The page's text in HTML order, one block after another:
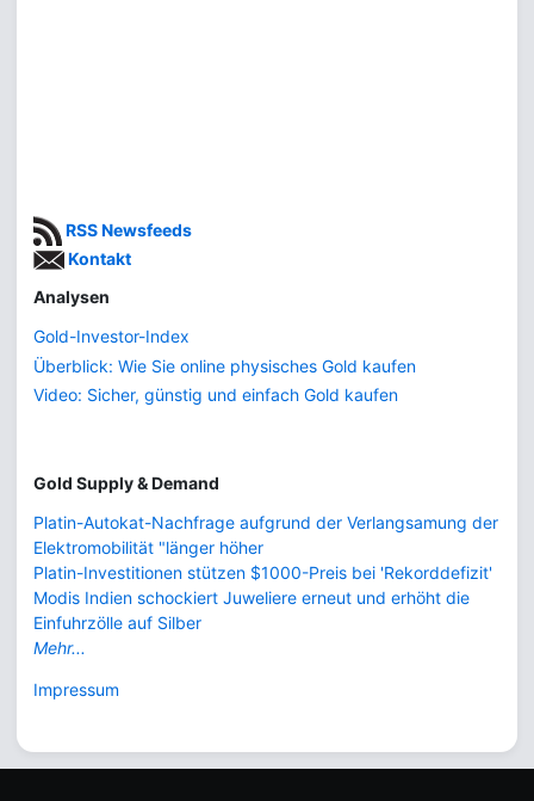
RSS Newsfeeds
Kontakt
Analysen
Gold-Investor-Index
Überblick: Wie Sie online physisches Gold kaufen
Video: Sicher, günstig und einfach Gold kaufen
Gold Supply & Demand
Platin-Autokat-Nachfrage aufgrund der Verlangsamung der
Elektromobilität "länger höher
Platin-Investitionen stützen $1000-Preis bei 'Rekorddefizit'
Modis Indien schockiert Juweliere erneut und erhöht die
Einfuhrzölle auf Silber
Mehr...
Impressum